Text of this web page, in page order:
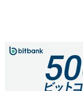
を使うやり方が